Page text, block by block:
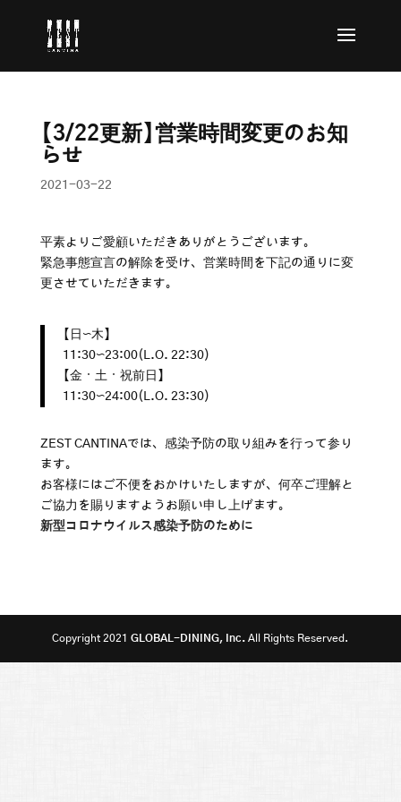
【3/22更新】営業時間変更のお知
らせ
2021-03-22
平素よりご愛顧いただきありがとうございます。
緊急事態宣言の解除を受け、営業時間を下記の通りに変
更させていただきます。
【日〜木】
11:30〜23:00(L.O. 22:30)
【金・土・祝前日】
11:30〜24:00(L.O. 23:30)
ZEST CANTINAでは、感染予防の取り組みを行って参り
ます。
お客様にはご不便をおかけいたしますが、何卒ご理解と
ご協力を賜りますようお願い申し上げます。
新型コロナウイルス感染予防のために
Copyright 2021GLOBAL-DINING, Inc. All Rights Reserved.